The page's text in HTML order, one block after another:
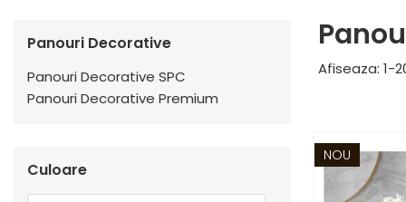
Riflaje Interioare
Glafuri
Glafuri Interioare
Plinte, Plinte PVC, Plinte MDF
Panouri Decorative
Panouri Decorative SPC
Panouri Decorative Premium
Culoare
Afiseaza: 1-
NOU